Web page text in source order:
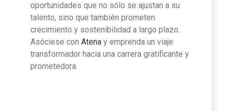
oportunidades que no sólo se ajustan a su
talento, sino que también prometen
crecimiento y sostenibilidad a largo plazo.
Asóciese con Atena y emprenda un viaje
transformador hacia una carrera gratificante y
prometedora.